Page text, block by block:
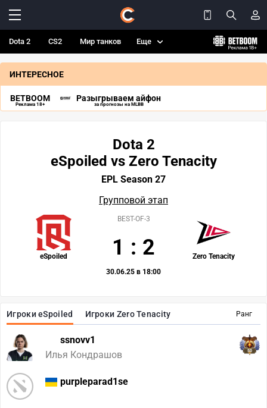
Dota 2 CS2 Мир танков Еще
ИНТЕРЕСНОЕ
BETBOOM
Реклама 18+
Разыгрываем айфон
за прогнозы на MLBB
Ранг
Игроки eSpoiled Игроки Zero Tenacity
ssnovv1
Илья Кондрашов
50
purpleparad1se
Dota 2
eSpoiled vs Zero Tenacity
EPL Season 27
Групповой этап
eSpoiled Zero Tenacity
BEST-OF-3
1 : 2
30.06.25 в 18:00